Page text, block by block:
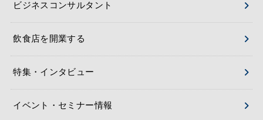
ビジネスコンサルタント
飲食店を開業する
特集・インタビュー
イベント・セミナー情報